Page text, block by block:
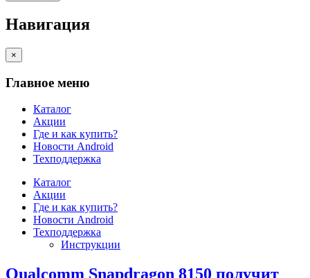
Навигация
×
Главное меню
Каталог
Акции
Где и как купить?
Новости Android
Техподдержка
Каталог
Акции
Где и как купить?
Новости Android
Техподдержка
Инструкции
Qualcomm Snapdragon 8150 получит